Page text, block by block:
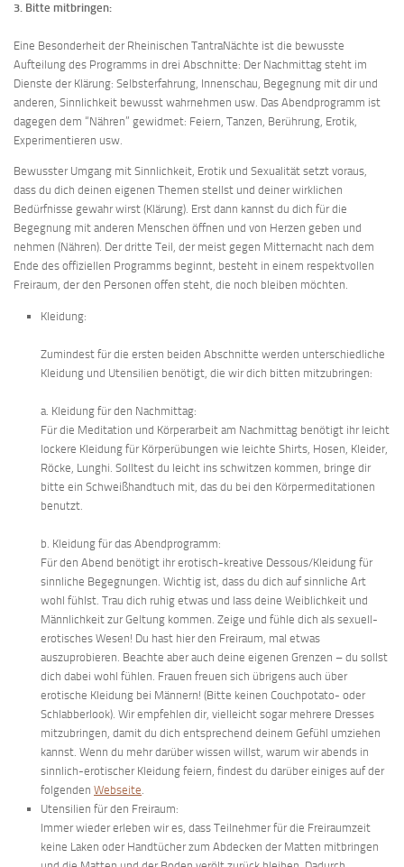
3. Bitte mitbringen:
Eine Besonderheit der Rheinischen TantraNächte ist die bewusste
Aufteilung des Programms in drei Abschnitte: Der Nachmittag steht im
Dienste der Klärung: Selbsterfahrung, Innenschau, Begegnung mit dir und
anderen, Sinnlichkeit bewusst wahrnehmen usw. Das Abendprogramm ist
dagegen dem “Nähren” gewidmet: Feiern, Tanzen, Berührung, Erotik,
Experimentieren usw.
Bewusster Umgang mit Sinnlichkeit, Erotik und Sexualität setzt voraus,
dass du dich deinen eigenen Themen stellst und deiner wirklichen
Bedürfnisse gewahr wirst (Klärung). Erst dann kannst du dich für die
Begegnung mit anderen Menschen öffnen und von Herzen geben und
nehmen (Nähren). Der dritte Teil, der meist gegen Mitternacht nach dem
Ende des offiziellen Programms beginnt, besteht in einem respektvollen
Freiraum, der den Personen offen steht, die noch bleiben möchten.
Kleidung:
Zumindest für die ersten beiden Abschnitte werden unterschiedliche
Kleidung und Utensilien benötigt, die wir dich bitten mitzubringen:
a. Kleidung für den Nachmittag:
Für die Meditation und Körperarbeit am Nachmittag benötigt ihr leicht
lockere Kleidung für Körperübungen wie leichte Shirts, Hosen, Kleider,
Röcke, Lunghi. Solltest du leicht ins schwitzen kommen, bringe dir
bitte ein Schweißhandtuch mit, das du bei den Körpermeditationen
benutzt.
b. Kleidung für das Abendprogramm:
Für den Abend benötigt ihr erotisch-kreative Dessous/Kleidung für
sinnliche Begegnungen. Wichtig ist, dass du dich auf sinnliche Art
wohl fühlst. Trau dich ruhig etwas und lass deine Weiblichkeit und
Männlichkeit zur Geltung kommen. Zeige und fühle dich als sexuell-
erotisches Wesen! Du hast hier den Freiraum, mal etwas
auszuprobieren. Beachte aber auch deine eigenen Grenzen – du sollst
dich dabei wohl fühlen. Frauen freuen sich übrigens auch über
erotische Kleidung bei Männern! (Bitte keinen Couchpotato- oder
Schlabberlook). Wir empfehlen dir, vielleicht sogar mehrere Dresses
mitzubringen, damit du dich entsprechend deinem Gefühl umziehen
kannst. Wenn du mehr darüber wissen willst, warum wir abends in
sinnlich-erotischer Kleidung feiern, findest du darüber einiges auf der
folgenden Webseite
Utensilien für den Freiraum:
Immer wieder erleben wir es, dass Teilnehmer für die Freiraumzeit
keine Laken oder Handtücher zum Abdecken der Matten mitbringen